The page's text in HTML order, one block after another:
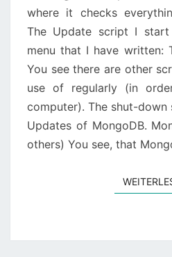
where it checks
The Update script I
menu that I have written:
You see there are other
use of regularly (in
computer). The shut-
Updates of MongoDB.
others) You see, that